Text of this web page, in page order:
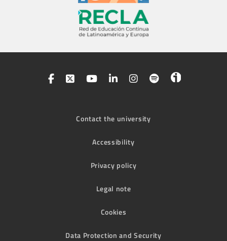
Contact the university
Accessibility
Privacy policy
Legal note
Cookies
Data Protection and Security